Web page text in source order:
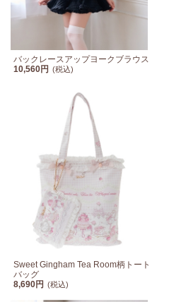
バックレースアップヨークブラウス
10,560円 (税込)
Sweet Gingham Tea Room柄トート
バッグ
8,690円 (税込)